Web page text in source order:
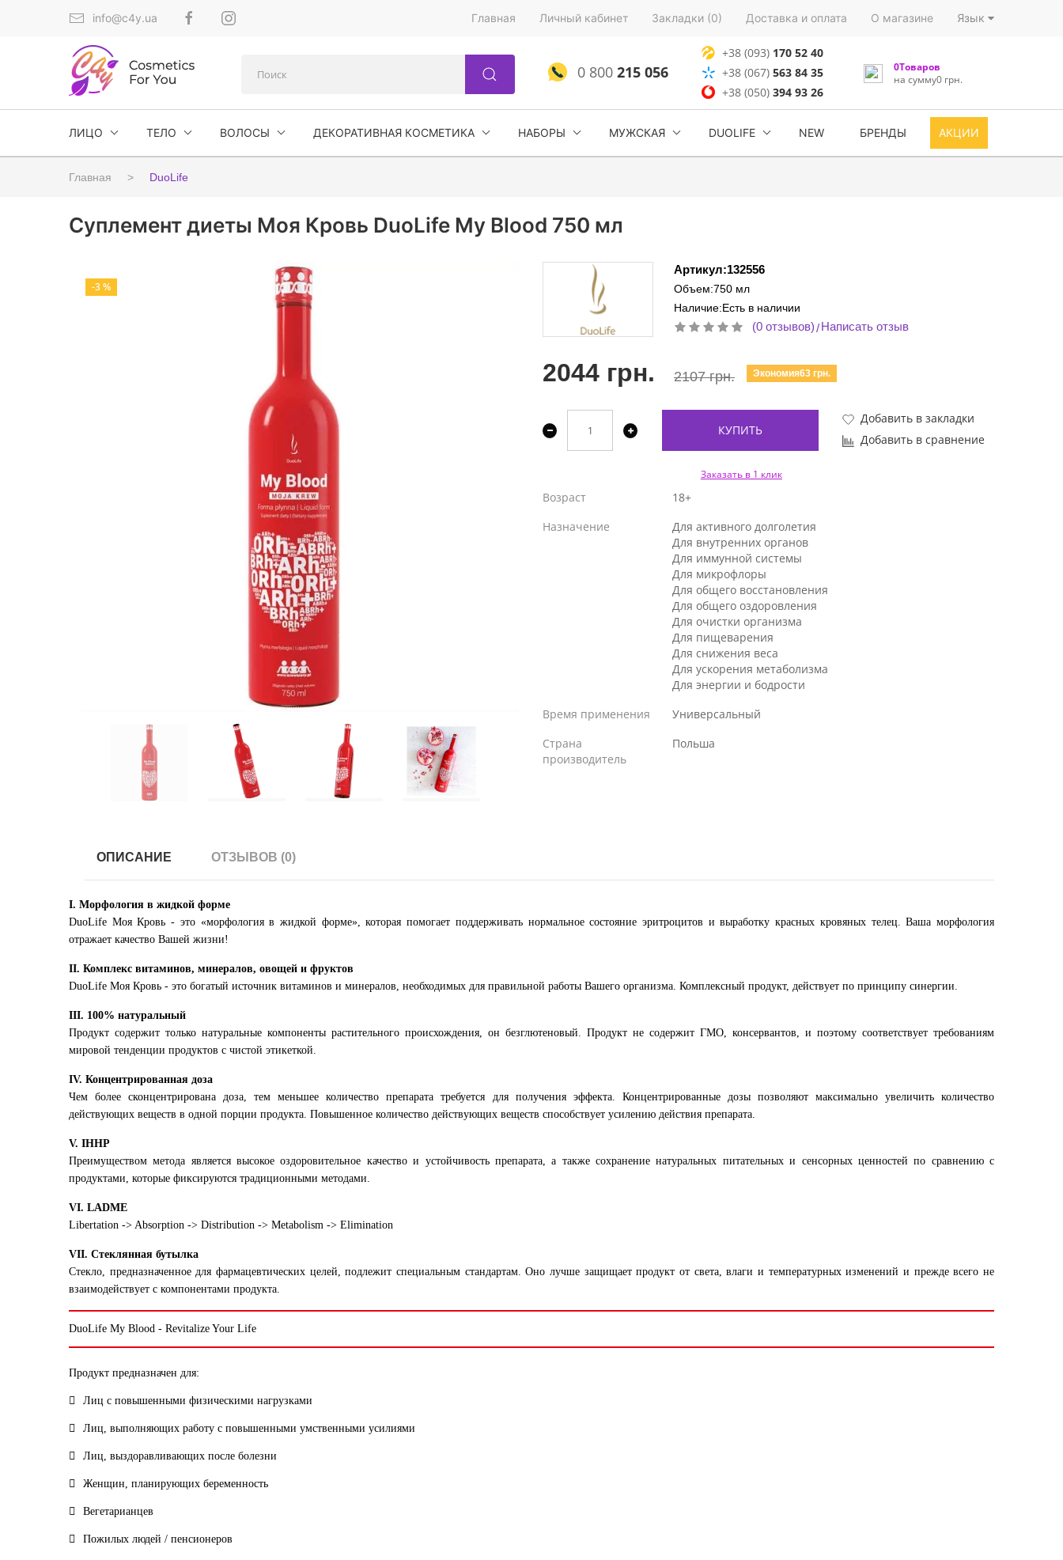
info@c4y.ua Главная Личный кабинет Закладки (0) Доставка и оплата О магазине Язык
0 800215 056
+38 (093) 170 52 40
+38 (067) 563 84 35
+38 (050)394 93 26
0Товаров
на сумму0 грн.
ЛИЦО ТЕЛО ВОЛОСЫ ДЕКОРАТИВНАЯ КОСМЕТИКА НАБОРЫ МУЖСКАЯ DUOLIFE NEW БРЕНДЫ АКЦИИ
Главная DuoLife
Суплемент диеты Моя Кровь DuoLife My Blood 750 мл
-3 %
Артикул:132556
Объем:750 мл
Наличие:Есть в наличии
(0 отзывов)/Написать отзыв
2044 грн. 2107 грн. Экономия63 грн.
КУПИТЬ
Добавить в закладки
Добавить в сравнение
Заказать в 1 клик
Возраст
18+
Назначение
Для активного долголетия
Для внутренних органов
Для иммунной системы
Для микрофлоры
Для общего восстановления
Для общего оздоровления
Для очистки организма
Для пищеварения
Для снижения веса
Для ускорения метаболизма
Для энергии и бодрости
Время применения
Универсальный
Страна
производитель
Польша
ОПИСАНИЕ ОТЗЫВОВ (0)
I. Морфология в жидкой форме
DuoLife Моя Кровь - это «морфология в жидкой форме», которая помогает поддерживать нормальное состояние эритроцитов и выработку красных кровяных телец. Ваша морфология
отражает качество Вашей жизни!
II. Комплекс витаминов, минералов, овощей и фруктов
DuoLife Моя Кровь - это богатый источник витаминов и минералов, необходимых для правильной работы Вашего организма. Комплексный продукт, действует по принципу синергии.
III. 100% натуральный
Продукт содержит только натуральные компоненты растительного происхождения, он безглютеновый. Продукт не содержит ГМО, консервантов, и поэтому соответствует требованиям
мировой тенденции продуктов с чистой этикеткой.
IV. Концентрированная доза
Чем более сконцентрирована доза, тем меньшее количество препарата требуется для получения эффекта. Концентрированные дозы позволяют максимально увеличить количество
действующих веществ в одной порции продукта. Повышенное количество действующих веществ способствует усилению действия препарата.
V. IHHP
Преимуществом метода является высокое оздоровительное качество и устойчивость препарата, а также сохранение натуральных питательных и сенсорных ценностей по сравнению с
продуктами, которые фиксируются традиционными методами.
VI. LADME
Libertation -> Absorption -> Distribution -> Metabolism -> Elimination
VII. Стеклянная бутылка
Стекло, предназначенное для фармацевтических целей, подлежит специальным стандартам. Оно лучше защищает продукт от света, влаги и температурных изменений и прежде всего не
взаимодействует с компонентами продукта.
DuoLife My Blood - Revitalize Your Life
Продукт предназначен для:
Лиц с повышенными физическими нагрузками
Лиц, выполняющих работу с повышенными умственными усилиями
Лиц, выздоравливающих после болезни
Женщин, планирующих беременность
Вегетарианцев
Пожилых людей / пенсионеров